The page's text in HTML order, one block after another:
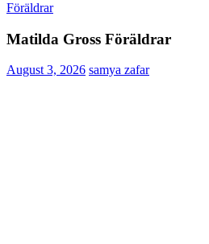
Föräldrar
Matilda Gross Föräldrar
August 3, 2026 samya zafar